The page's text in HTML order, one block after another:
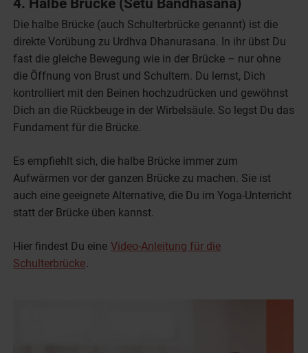
Die halbe Brücke (auch Schulterbrücke genannt) ist die
direkte Vorübung zu Urdhva Dhanurasana. In ihr übst Du
fast die gleiche Bewegung wie in der Brücke – nur ohne
die Öffnung von Brust und Schultern. Du lernst, Dich
kontrolliert mit den Beinen hochzudrücken und gewöhnst
Dich an die Rückbeuge in der Wirbelsäule. So legst Du das
Fundament für die Brücke.
Es empfiehlt sich, die halbe Brücke immer zum
Aufwärmen vor der ganzen Brücke zu machen. Sie ist
auch eine geeignete Alternative, die Du im Yoga-Unterricht
statt der Brücke üben kannst.
Hier findest Du eine Video-Anleitung für die
Schulterbrücke.